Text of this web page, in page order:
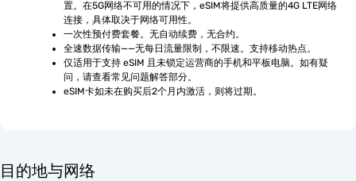
置。在5G网络不可用的情况下，eSIM将提供高质量的4G LTE网络
连接，具体取决于网络可用性。
一次性预付费套餐。无自动续费，无合约。
全速数据传输——无每日流量限制，不限速。支持移动热点。
仅适用于支持 eSIM 且未锁定运营商的手机和平板电脑。如有疑
问，请查看常见问题解答部分。
eSIM卡如未在购买后2个月内激活，则将过期。
目的地与网络